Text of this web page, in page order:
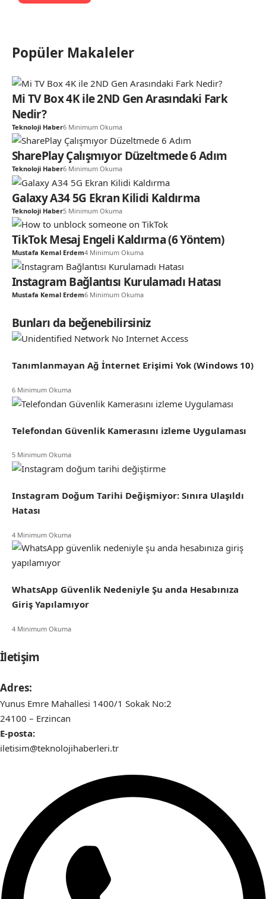
Popüler Makaleler
Mi TV Box 4K ile 2ND Gen Arasındaki Fark
Nedir?
Teknoloji Haber6 Minimum Okuma
SharePlay Çalışmıyor Düzeltmede 6 Adım
Teknoloji Haber6 Minimum Okuma
Galaxy A34 5G Ekran Kilidi Kaldırma
Teknoloji Haber5 Minimum Okuma
TikTok Mesaj Engeli Kaldırma (6 Yöntem)
Mustafa Kemal Erdem4 Minimum Okuma
Instagram Bağlantısı Kurulamadı Hatası
Mustafa Kemal Erdem6 Minimum Okuma
Bunları da beğenebilirsiniz
Tanımlanmayan Ağ İnternet Erişimi Yok (Windows 10)
6 Minimum Okuma
Telefondan Güvenlik Kamerasını izleme Uygulaması
5 Minimum Okuma
Instagram Doğum Tarihi Değişmiyor: Sınıra Ulaşıldı
Hatası
4 Minimum Okuma
WhatsApp Güvenlik Nedeniyle Şu anda Hesabınıza
Giriş Yapılamıyor
4 Minimum Okuma
İletişim
Adres:
Yunus Emre Mahallesi 1400/1 Sokak No:2
24100 – Erzincan
E-posta:
iletisim@teknolojihaberleri.tr